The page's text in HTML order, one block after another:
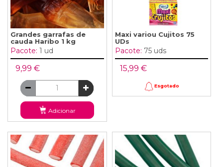
Grandes garrafas de
cauda Haribo 1 kg
Pacote: 1 ud
9,99 €
Adicionar
Maxi variou Cujitos 75
UDs
Pacote: 75 uds
15,99 €
Esgotado